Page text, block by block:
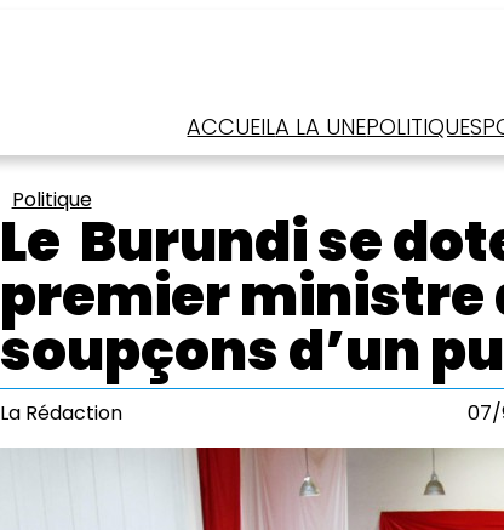
ACCUEILA LA UNEPOLITIQUE
Politique
Le Burundi se
premier ministre
soupçons d’un
La Rédaction 07/